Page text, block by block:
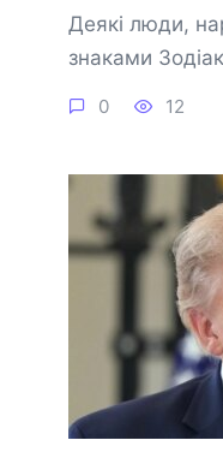
Деякі люди,
знаками
0 12